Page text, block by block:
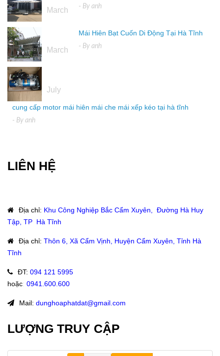
March - By anh
March
Mái Hiên Bạt Cuốn Di Động Tại Hà Tĩnh
- By anh
July
cung cấp motor mái hiên mái che mái xếp kéo tại hà tĩnh
- By anh
LIÊN HỆ
Địa chỉ: Khu Công Nghiệp Bắc Cẩm Xuyên, Đường Hà Huy
Tập, TP Hà Tĩnh
Địa chỉ: Thôn 6, Xã Cẩm Vịnh, Huyện Cẩm Xuyên, Tỉnh Hà
Tĩnh
ĐT: 094 121 5995
hoặc: 0941.600.600
Mail: dunghoaphatdat@gmail.com
LƯỢNG TRUY CẬP